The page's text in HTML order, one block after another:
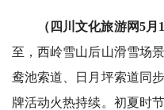
（四川文化旅游网5月
至，西岭雪山后山滑雪场
鸯池索道、日月坪索道同
牌活动火热持续。初夏时